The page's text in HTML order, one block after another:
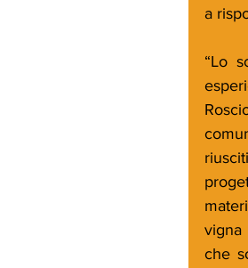
a
“Lo
vigna
che